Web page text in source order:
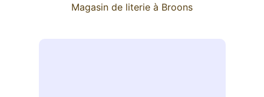
Magasin de literie à Broons